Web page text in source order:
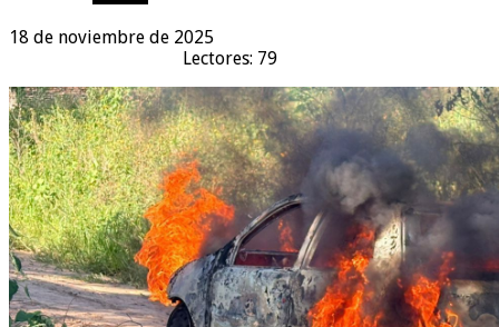
18 de noviembre de 2025
Lectores: 79